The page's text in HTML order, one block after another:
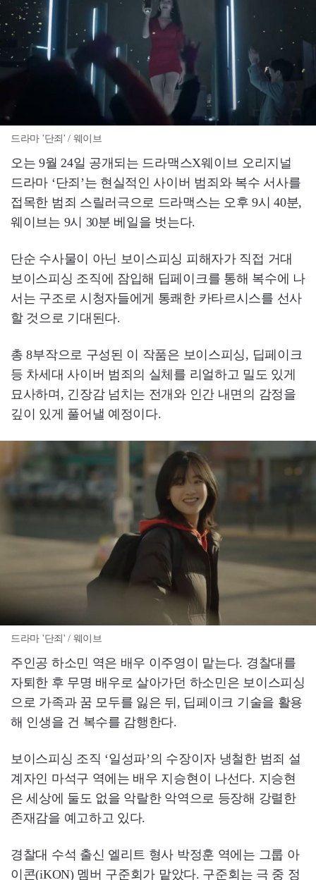
드라마 '단죄' / 웨이브
오는 9월 24일 공개되는 드라맥스X웨이브 오리지널
드라마 ‘단죄’는 현실적인 사이버 범죄와 복수 서사를
접목한 범죄 스릴러극으로 드라맥스는 오후 9시 40분,
웨이브는 9시 30분 베일을 벗는다.
단순 수사물이 아닌 보이스피싱 피해자가 직접 거대
보이스피싱 조직에 잠입해 딥페이크를 통해 복수에 나
서는 구조로 시청자들에게 통쾌한 카타르시스를 선사
할 것으로 기대된다.
총 8부작으로 구성된 이 작품은 보이스피싱, 딥페이크
등 차세대 사이버 범죄의 실체를 리얼하고 밀도 있게
묘사하며, 긴장감 넘치는 전개와 인간 내면의 감정을
깊이 있게 풀어낼 예정이다.
드라마 '단죄' / 웨이브
주인공 하소민 역은 배우 이주영이 맡는다. 경찰대를
자퇴한 후 무명 배우로 살아가던 하소민은 보이스피싱
으로 가족과 꿈 모두를 잃은 뒤, 딥페이크 기술을 활용
해 인생을 건 복수를 감행한다.
보이스피싱 조직 ‘일성파’의 수장이자 냉철한 범죄 설
계자인 마석구 역에는 배우 지승현이 나선다. 지승현
은 세상에 둘도 없을 악랄한 악역으로 등장해 강렬한
존재감을 예고하고 있다.
경찰대 수석 출신 엘리트 형사 박정훈 역에는 그룹 아
이콘(iKON) 멤버 구준회가 맡았다. 구준회는 극 중 정